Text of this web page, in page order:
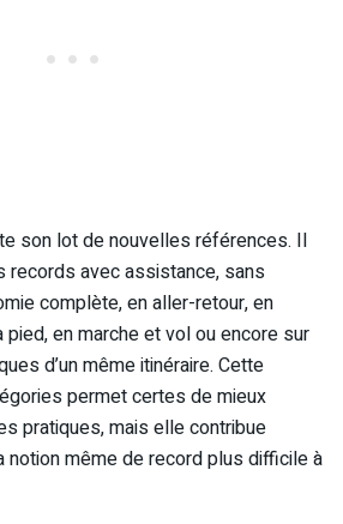
son lot de nouvelles références. Il
avec assistance, sans
complète, en aller-retour, en
en marche et vol ou encore sur
d’un même itinéraire. Cette
permet certes de mieux
pratiques, mais elle contribue
notion même de record plus difficile à